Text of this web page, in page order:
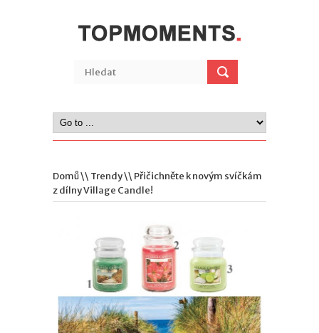
Domů\\ Trendy\\ Přičichněte k novým svíčkám
z dílny Village Candle!